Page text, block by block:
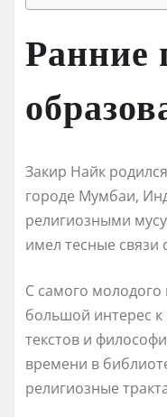
Ранние
Закир Найк
городе Мумбаи,
религиозными
имел тесные связи
С самого молодого
большой интерес
текстов и
времени в
религиозные